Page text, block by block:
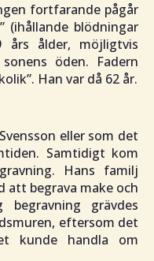
fortfarande pågår
” (ihållande blödningar
ålder, möjligtvis
öden. Fadern
kolik”. Han var då 62 år.
eller som det
Samtidigt kom
Hans familj
att begrava make och
grävdes
eftersom det
kunde handla om